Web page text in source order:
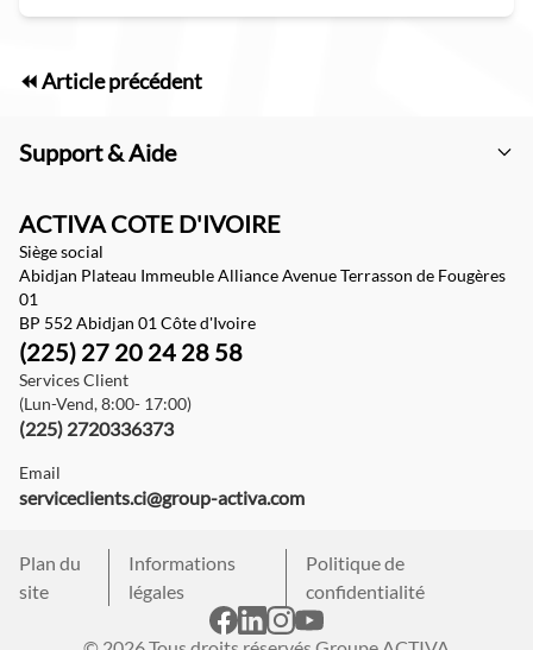
⏪ Article précédent
Support & Aide
ACTIVA COTE D'IVOIRE
Siège social
Abidjan Plateau Immeuble Alliance Avenue Terrasson de Fougères
01
BP 552 Abidjan 01 Côte d'Ivoire
(225) 27 20 24 28 58
Services Client
(Lun-Vend, 8:00- 17:00)
(225) 2720336373
Email
serviceclients.ci@group-activa.com
Plan du
site
Informations
légales
Politique de
confidentialité